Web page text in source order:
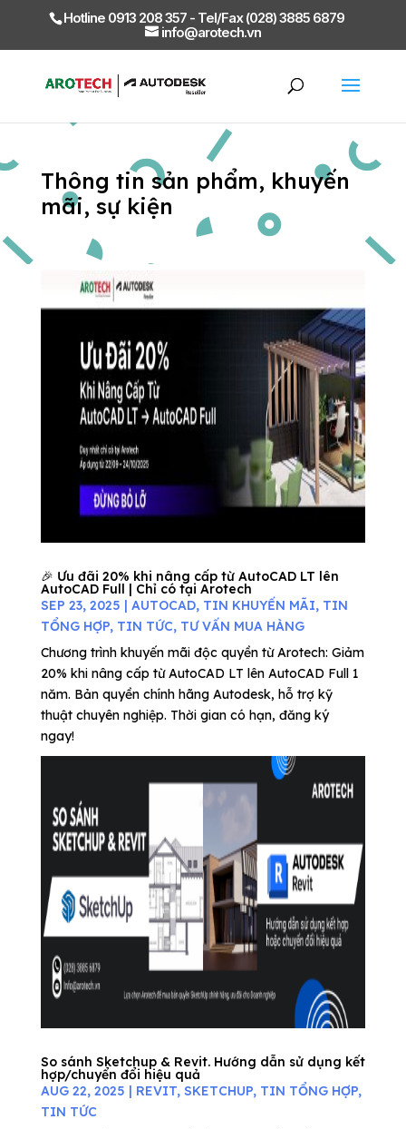
Hotline 0913 208 357 - Tel/Fax (028) 3885 6879
info@arotech.vn
Thông tin sản phẩm, khuyến
mãi, sự kiện
🎉 Ưu đãi 20% khi nâng cấp từ AutoCAD LT lên
AutoCAD Full | Chỉ có tại Arotech
SEP 23, 2025 | AUTOCAD, TIN KHUYẾN MÃI, TIN
TỔNG HỢP, TIN TỨC, TƯ VẤN MUA HÀNG
Chương trình khuyến mãi độc quyền từ Arotech: Giảm
20% khi nâng cấp từ AutoCAD LT lên AutoCAD Full 1
năm. Bản quyền chính hãng Autodesk, hỗ trợ kỹ
thuật chuyên nghiệp. Thời gian có hạn, đăng ký
ngay!
So sánh Sketchup & Revit. Hướng dẫn sử dụng kết
hợp/chuyển đổi hiệu quả
AUG 22, 2025 | REVIT, SKETCHUP, TIN TỔNG HỢP,
TIN TỨC